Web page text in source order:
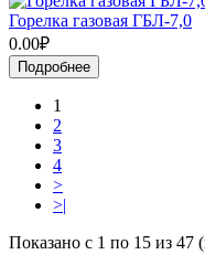
Горелка газовая ГБЛ-7,0
0.00₽
Подробнее
1
2
3
4
>
>|
Показано с 1 по 15 из 47